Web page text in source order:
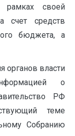
рамках своей
счет средств
бюджета, а
органов власти
о
РФ
теме
Собранию